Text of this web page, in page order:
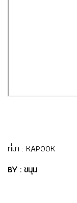
ที่มา : KAPOOK
BY : ขนุน